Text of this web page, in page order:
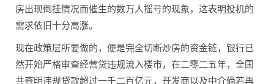
房出现倒挂情况而催生的数万人摇号的现象，这表明投机的
需求依旧十分高涨。
现在政策层所要做的，便是完全切断炒房的资金链，银行已
然开始严格审查经营贷违规流入楼市，在二零二五年，全国
共查明违规贷款超过一千二百亿元，开发商以及中介倘若再